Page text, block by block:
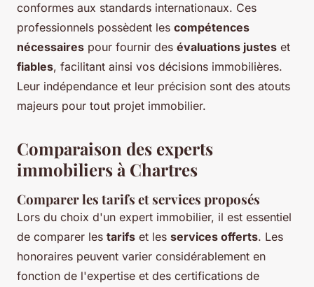
conformes aux standards internationaux. Ces
professionnels possèdent les compétences
nécessaires pour fournir des évaluations justes et
fiables, facilitant ainsi vos décisions immobilières.
Leur indépendance et leur précision sont des atouts
majeurs pour tout projet immobilier.
Comparaison des experts
immobiliers à Chartres
Comparer les tarifs et services proposés
Lors du choix d'un expert immobilier, il est essentiel
de comparer les tarifs et les services offerts. Les
honoraires peuvent varier considérablement en
fonction de l'expertise et des certifications de